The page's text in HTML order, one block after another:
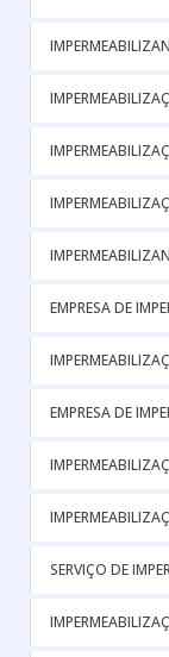
EMPRESA DE
EMPRESA DE
SERVIÇO DE